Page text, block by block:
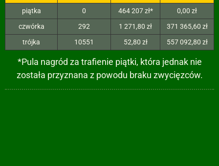
piątka
0 464 207 zł*
0,00 zł
czwórka
292 1 271,80 zł
371 365,60 zł
trójka
10551 52,80 zł 557 092,80 zł
*Pula nagród za trafienie piątki, która jednak nie
została przyznana z powodu braku zwycięzców.